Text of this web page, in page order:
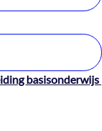
basisonderwijs